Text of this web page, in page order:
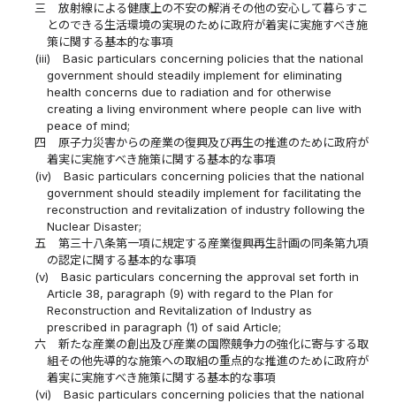
三
放射線による健康上の不安の解消その他の安心して暮らすこ
とのできる生活環境の実現のために政府が着実に実施すべき施
策に関する基本的な事項
(iii)
Basic particulars concerning policies that the national
government should steadily implement for eliminating
health concerns due to radiation and for otherwise
creating a living environment where people can live with
peace of mind;
四
原子力災害からの産業の復興及び再生の推進のために政府が
着実に実施すべき施策に関する基本的な事項
(iv)
Basic particulars concerning policies that the national
government should steadily implement for facilitating the
reconstruction and revitalization of industry following the
Nuclear Disaster;
五
第三十八条第一項に規定する産業復興再生計画の同条第九項
の認定に関する基本的な事項
(v)
Basic particulars concerning the approval set forth in
Article 38, paragraph (9) with regard to the Plan for
Reconstruction and Revitalization of Industry as
prescribed in paragraph (1) of said Article;
六
新たな産業の創出及び産業の国際競争力の強化に寄与する取
組その他先導的な施策への取組の重点的な推進のために政府が
着実に実施すべき施策に関する基本的な事項
(vi)
Basic particulars concerning policies that the national